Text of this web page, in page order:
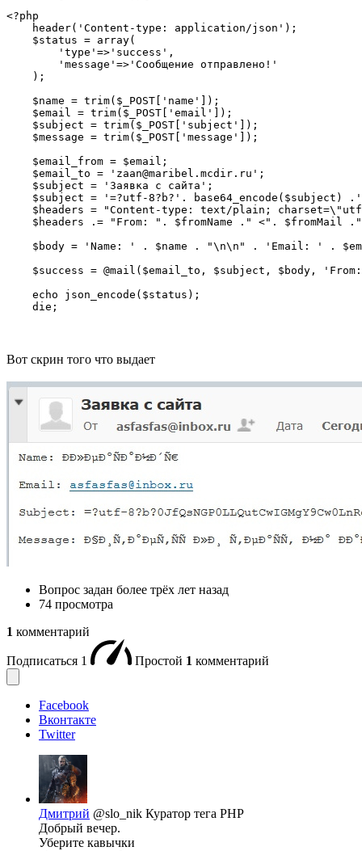
<?php
    header('Content-type: application/json');
    $status = array(
        'type'=>'success',
        'message'=>'Сообщение отправлено!'
    );
    $name = trim($_POST['name']);
    $email = trim($_POST['email']);
    $subject = trim($_POST['subject']);
    $message = trim($_POST['message']);
    $email_from = $email;
    $email_to = 'zaan@maribel.mcdir.ru';
    $subject = 'Заявка c cайта';
$subject = '=?utf-8?b?'. base64_encode($subject)
$headers = "Content-type: text/plain;
$headers .= "From: ". $fromName ." <". $fromMail
$body = 'Name: ' . $name . "\n\n" . 'Email: ' .
$success = @mail($email_to, $subject, $body,
    echo json_encode($status);
    die;
Вот скрин того что выдает
Вопрос задан более трёх лет назад
74 просмотра
1 комментарий
Подписаться 1 Простой 1 комментарий
Facebook
Вконтакте
Twitter
Дмитрий @slo_nik Куратор тега PHP
Добрый вечер.
Уберите кавычки